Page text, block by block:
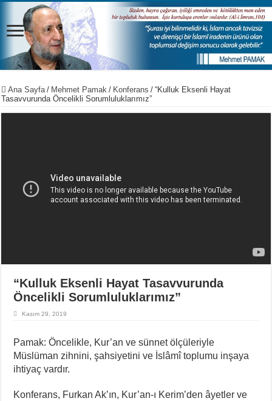
Ana Sayfa / Mehmet Pamak / Konferans / “Kulluk Eksenli Hayat
Tasavvurunda Öncelikli Sorumluluklarımız”
“Kulluk Eksenli Hayat Tasavvurunda
Öncelikli Sorumluluklarımız”
Kasım 29, 2019
Pamak: Öncelikle, Kur’an ve sünnet ölçüleriyle
Müslüman zihnini, şahsiyetini ve İslâmî toplumu inşaya
ihtiyaç vardır.
Konferans, Furkan Ak’ın, Kur’an-ı Kerim’den âyetler ve